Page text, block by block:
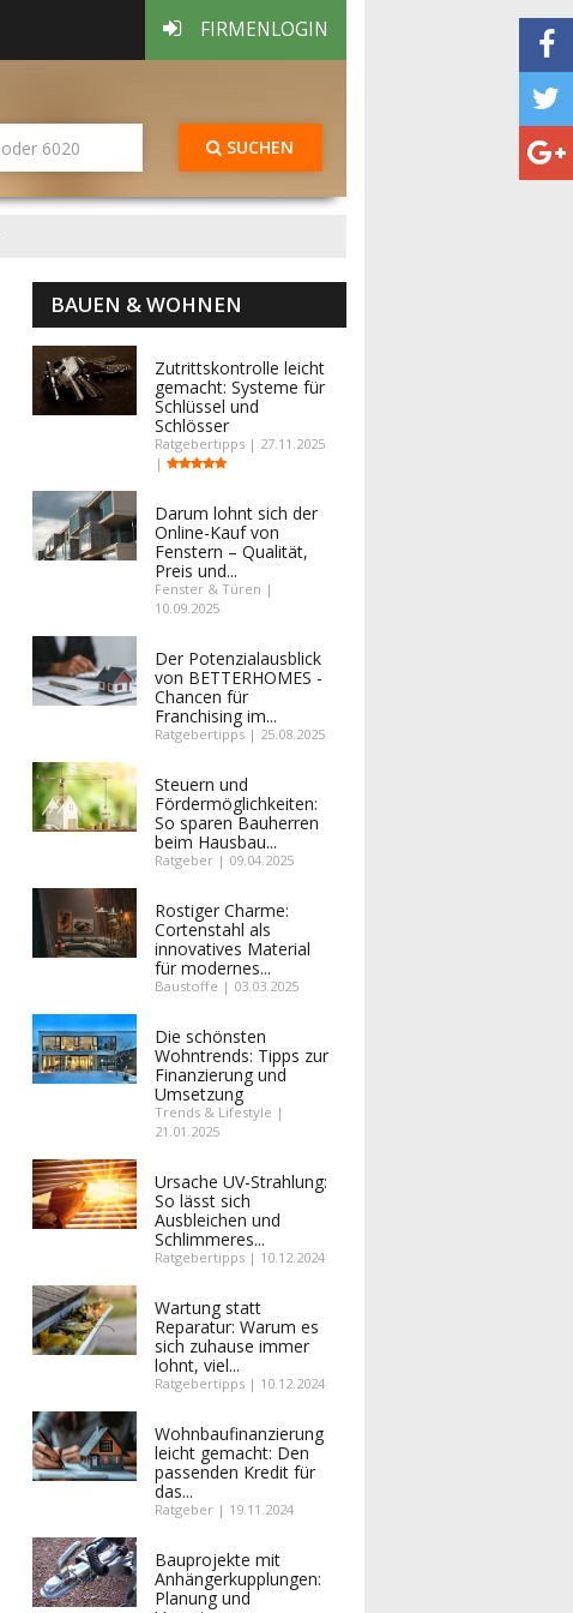
FIRMENLOGIN
SUCHEN
BAUEN & WOHNEN
Zutrittskontrolle leicht
gemacht: Systeme für
Schlüssel und
Schlösser
Ratgebertipps | 27.11.2025
|
Darum lohnt sich der
Online-Kauf von
Fenstern – Qualität,
Preis und...
Fenster & Türen |
10.09.2025
Der Potenzialausblick
von BETTERHOMES -
Chancen für
Franchising im...
Ratgebertipps | 25.08.2025
Steuern und
Fördermöglichkeiten:
So sparen Bauherren
beim Hausbau...
Ratgeber | 09.04.2025
Rostiger Charme:
Cortenstahl als
innovatives Material
für modernes...
Baustoffe | 03.03.2025
Die schönsten
Wohntrends: Tipps zur
Finanzierung und
Umsetzung
Trends & Lifestyle |
21.01.2025
Ursache UV-Strahlung:
So lässt sich
Ausbleichen und
Schlimmeres...
Ratgebertipps | 10.12.2024
Wartung statt
Reparatur: Warum es
sich zuhause immer
lohnt, viel...
Ratgebertipps | 10.12.2024
Wohnbaufinanzierung
leicht gemacht: Den
passenden Kredit für
das...
Ratgeber | 19.11.2024
Bauprojekte mit
Anhängerkupplungen:
Planung und